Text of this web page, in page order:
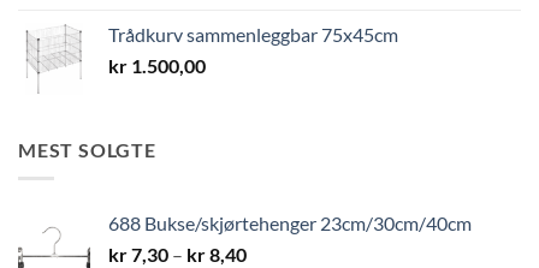
Trådkurv sammenleggbar 75x45cm
kr 1.500,00
MEST SOLGTE
688 Bukse/skjørtehenger 23cm/30cm/40cm
kr7,30 – kr8,40Prisområde: